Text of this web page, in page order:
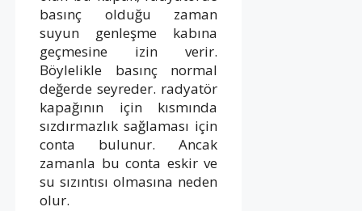
basınç olduğu zaman
suyun genleşme kabına
geçmesine izin verir.
Böylelikle basınç normal
değerde seyreder. radyatör
kapağının için kısmında
sızdırmazlık sağlaması için
conta bulunur. Ancak
zamanla bu conta eskir ve
su sızıntısı olmasına neden
olur.